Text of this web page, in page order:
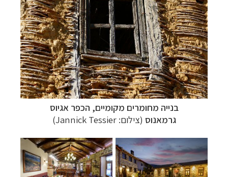
בנייה מחומרים מקומיים, הכפר אגיוס
גרמאנוס (צילום: Jannick Tessier)